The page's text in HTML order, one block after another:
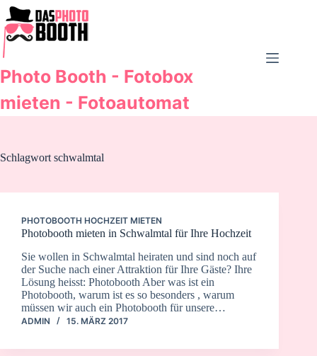
Zum
Inhalt
springen
Photo Booth - Fotobox
mieten - Fotoautomat
Schlagwort schwalmtal
PHOTOBOOTH HOCHZEIT MIETEN
Photobooth mieten in Schwalmtal für Ihre Hochzeit
Sie wollen in Schwalmtal heiraten und sind noch auf
der Suche nach einer Attraktion für Ihre Gäste? Ihre
Lösung heisst: Photobooth Aber was ist ein
Photobooth, warum ist es so besonders , warum
müssen wir auch ein Photobooth für unsere…
ADMIN 15. MÄRZ 2017